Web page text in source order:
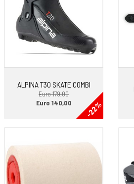
naturale.
-Precision pairing system. L’ultima
sci: misurazione statica e dinamica
numerosi criteri di accoppiamento che
degli sci e un abbinamento ottimale.
-Prewaxed. Preparazione ai raggi
fluoro. Proprietà di scorrimento ottimali,
e l‘ossidazione.
-Twin Skin. Le pelli per la tenuta sono
Mohair separate e asimmetriche. Questo
Base: World Cup Pro
Peso: 1190 gr/197 cm
ALPINA T30 SKATE COMBI
Euro 179,00
-22%
Euro 140,00